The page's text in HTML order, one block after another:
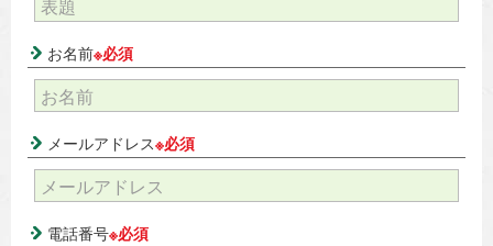
お名前※必須
メールアドレス※必須
電話番号※必須